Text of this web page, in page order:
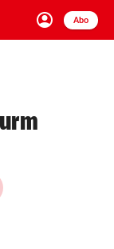
account_circle
Anmelden
Abo
Schließen